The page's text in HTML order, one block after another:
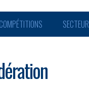
COMPÉTITIONS